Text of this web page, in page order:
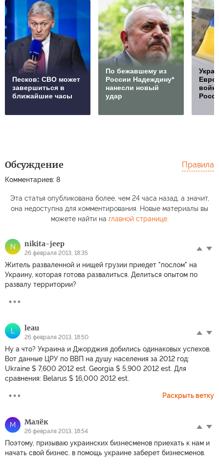
Песков: СВО может
завершиться в
ближайшие часы
По бежавшему из
России Надеждину*
нанесли новый
удар
Обсуждение
Комментариев: 8
Правила
Эта статья опубликована более, чем 24 часа назад, а значит,
она недоступна для комментирования. Новые материалы вы
можете найти на главной странице.
N nikita-jeep
26 февраля 2013, 18:35
Житель разваленной и нищей грузии приедет "послом" на
Украину, которая готова развалиться. Делиться опытом по
развалу территории?
L leau
26 февраля 2013, 18:50
Ну а что? Украина и Джорджия добились одинаковых успехов.
Вот данные ЦРУ по ВВП на душу населения за 2012 год:
Ukraine $ 7,600 2012 est. Georgia $ 5,900 2012 est. Для
сравнения: Belarus $ 16,000 2012 est.
Раскрыть ветку
М Малёк
26 февраля 2013, 18:54
Поэтому, призываю украинских бизнесменов приехать к нам и
начать свой бизнес. в помощь украине заберет бизнесменов.